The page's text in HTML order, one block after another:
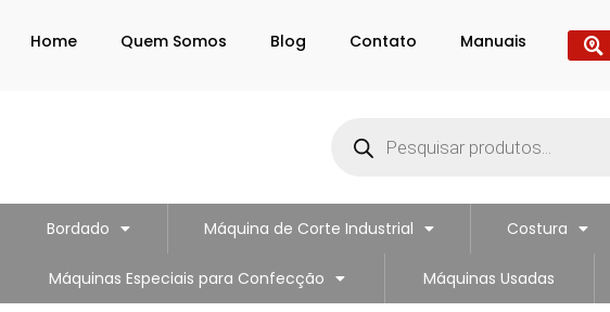
Home Quem Somos Blog Contato Manuais
Bordado Máquina de Corte Industrial Costura
Máquinas Especiais para Confecção Máquinas Usadas